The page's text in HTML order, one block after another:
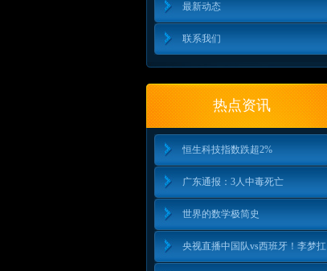
最新动态
联系我们
热点资讯
恒生科技指数跌超2%
广东通报：3人中毒死亡
世界的数学极简史
央视直播中国队vs西班牙！李梦扛